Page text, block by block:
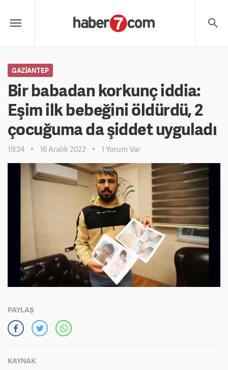
GAZIANTEP
Bir babadan korkunç iddia:
Eşim ilk bebeğini öldürdü, 2
çocuğuma da şiddet uyguladı
19:34 16 Aralık 2022 1 Yorum Var
PAYLAŞ
KAYNAK